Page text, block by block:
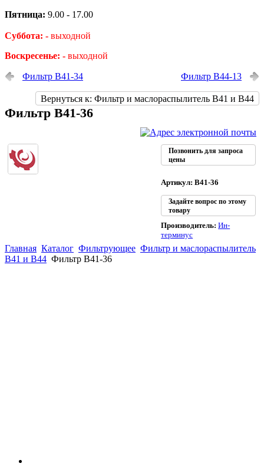
Пятница: 9.00 - 17.00
Суббота: - выходной
Воскресенье: - выходной
Фильтр В41-34 Фильтр В44-13
Вернуться к: Фильтр и маслораспылитель В41 и В44
Фильтр В41-36
Позвонить для запроса
цены
Артикул: В41-36
Задайте вопрос по этому
товару
Производитель:Ин-
терминус
Главная Каталог Фильтрующее Фильтр и маслораспылитель
В41 и В44 Фильтр В41-36